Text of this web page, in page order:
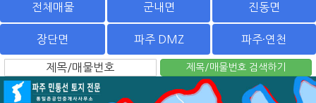
전체매물 군내면 진동면
장단면 파주 DMZ 파주·연천